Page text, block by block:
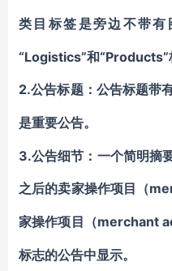
类目标签是旁边不带
“Logistics”和“Products”
2.公告标题：公告标题带
是重要公告。
3.公告细节：一个简明摘
之后的卖家操作项目
（
家操作项目（merchant
标志的公告中显示。